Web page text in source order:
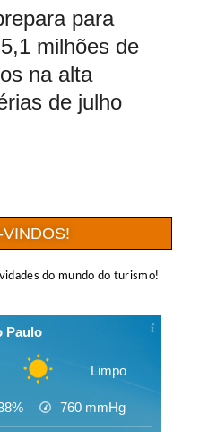
para
milhões de
na alta
de julho
VINDOS!
do mundo do turismo!
Paulo
Limpo
760 mmHg